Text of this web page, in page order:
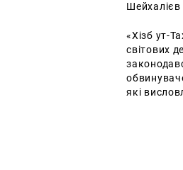
Шейхалієв
«Хізб ут-
світових
які